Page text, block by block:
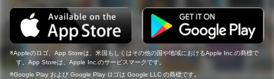
Appleのロゴ、App Storeは、米国もしくはその他の国や地域におけるApple Inc.の商標で
す。App Storeは、Apple Inc.のサービスマークです。
Google Play および Google Play ロゴは Google LLC の商標です。